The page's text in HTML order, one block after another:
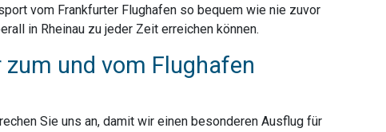
vom Frankfurter Flughafen so bequem wie nie zuvor
in Rheinau zu jeder Zeit erreichen können.
und vom Flughafen
Sie uns an, damit wir einen besonderen Ausflug für